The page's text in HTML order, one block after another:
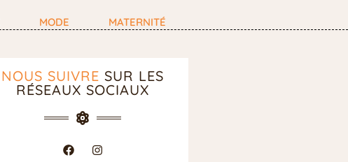
MODE MATERNITÉ
NOUS SUIVRE SUR LES
RÉSEAUX SOCIAUX